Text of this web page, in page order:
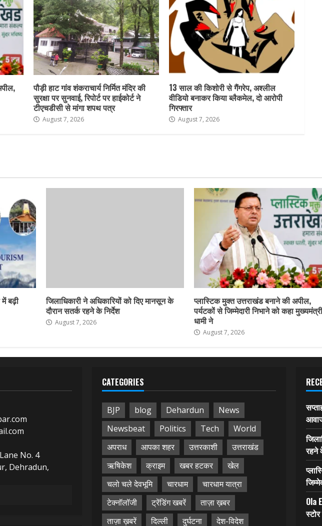
पौड़ी हाट गांव शंकराचार्य निर्मित मंदिर की
सुरक्षा पर सुनवाई, रिपोर्ट पर हाईकोर्ट ने
टीएचडीसी से मांगा शपथ पत्र
August 7, 2026
13 साल की किशोरी से गैंगरेप, अश्लील
वीडियो बनाकर किया ब्लैकमेल, दो आरोपी
गिरफ्तार
August 7, 2026
बढ़ी
जिलाधिकारी ने अधिकारियों को दिए मानसून के
दौरान सतर्क रहने के निर्देश
August 7, 2026
प्लास्टिक मुक्त उत्तराखंड बनाने की अपील,
पर्यटकों से जिम्मेदारी निभाने को कहा मुख्यमंत्री
धामी ने
August 7, 2026
No. 4
Dehradun,
CATEGORIES
BJP blog Dehardun
News
Newsbeat
Politics Tech
World
अपराध
आपका शहर उत्तरकाशी
उत्तराखंड
ऋषिकेश
क्राइम खबर हटकर
खेल
चलो चले देवभूमि
चारधाम
चारधाम यात्रा
टेक्नॉलॉजी
ट्रेंडिंग खबरें
ताज़ा ख़बर
ताज़ा ख़बरें
दिल्ली दुर्घटना देश-विदेश
रहने
Ola